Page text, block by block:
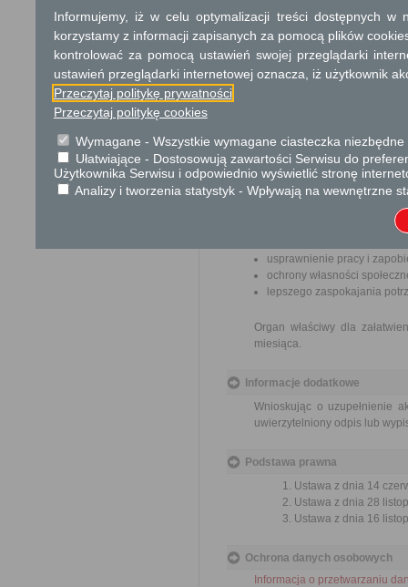
Odwołanie wnosi się do
pośrednictwem organu,
Urzędzie lub data jego
opłat.
Przedmiotem skargi może
pracowników, naruszenie
spraw.
Przedmiotem wniosku mogą
usprawnienie pracy i
ochrony własności
lepszego zaspokajania
Organ właściwy dla
miesiąca.
Informacje dodatkowe
Wnioskując o uzupełnienie
uwierzytelniony odpis lub
Podstawa prawna
Ustawa z dnia 14
Ustawa z dnia 28
Ustawa z dnia 16
Ochrona danych osobowych
Informacja o przetwarzaniu
Informujemy, iż w celu optymalizacji treści dostępnych w
korzystamy z informacji zapisanych za pomocą plików
kontrolować za pomocą ustawień swojej przeglądarki
ustawień przeglądarki internetowej oznacza, iż użytkownik
Przeczytaj politykę prywatności
Przeczytaj politykę cookies
Wymagane - Wszystkie wymagane ciasteczka
Ułatwiające - Dostosowują zawartości Serwisu do
Użytkownika Serwisu i odpowiednio wyświetlić stronę
Analizy i tworzenia statystyk - Wpływają na wewnętrzne